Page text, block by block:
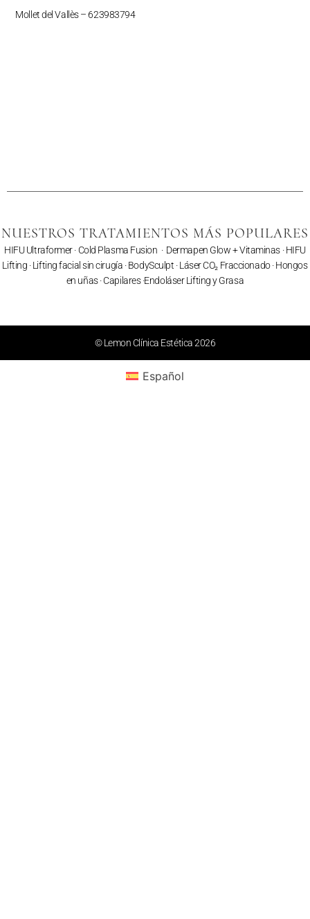
Mollet del Vallès –623983794
NUESTROS TRATAMIENTOS MÁS POPULARES
HIFU Ultraformer· Cold Plasma Fusion · Dermapen Glow + Vitaminas ·HIFU
Lifting ·Lifting facial sin cirugía ·BodySculpt ·Láser CO₂ Fraccionado· Hongos
en uñas ·Capilares·Endoláser Lifting y Grasa
© Lemon Clínica Estética 2026
Español